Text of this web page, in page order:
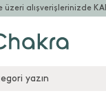
üzeri alışverişlerinizde
yazın